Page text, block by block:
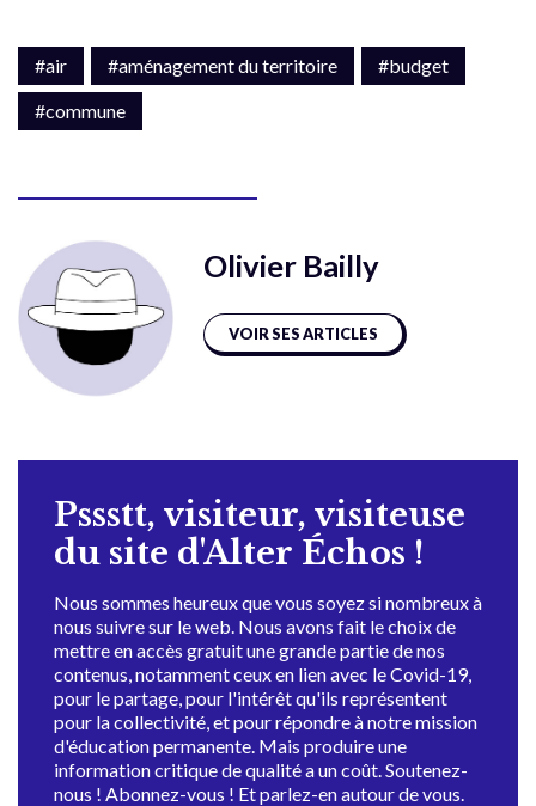
#air #aménagement du territoire
#budget
#commune
Olivier Bailly
VOIR SES ARTICLES
Pssstt, visiteur, visiteuse
du site d'Alter Échos !
Nous sommes heureux que vous soyez si nombreux à
nous suivre sur le web. Nous avons fait le choix de
mettre en accès gratuit une grande partie de nos
contenus, notamment ceux en lien avec le Covid-19,
pour le partage, pour l'intérêt qu'ils représentent
pour la collectivité, et pour répondre à notre mission
d'éducation permanente. Mais produire une
information critique de qualité a un coût. Soutenez-
nous ! Abonnez-vous ! Et parlez-en autour de vous.